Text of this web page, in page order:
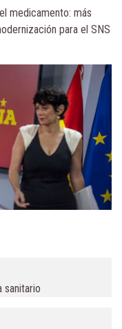
medicamento: más
para el SNS
sanitario